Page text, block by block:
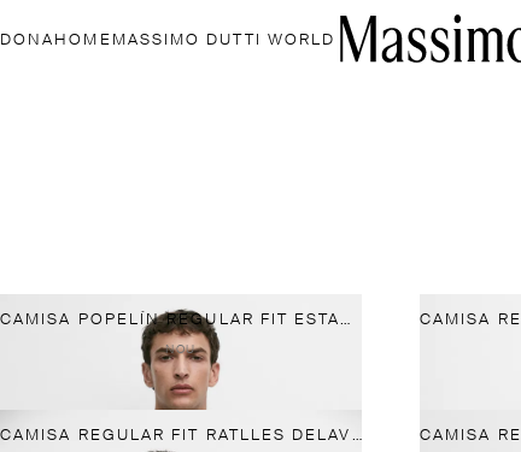
DONA HOME MASSIMO DUTTI WORLD
CAMISA POPELÍN REGULAR FIT ESTAMPAT RATLLES
NOU
CAMISA REGULAR FIT RATLLES DELAVE 100% LLI